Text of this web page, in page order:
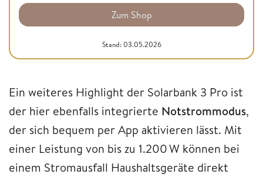
Zum Shop
Stand: 03.05.2026
Ein weiteres Highlight der Solarbank 3 Pro ist
der hier ebenfalls integrierte Notstrommodus,
der sich bequem per App aktivieren lässt. Mit
einer Leistung von bis zu 1.200 W können bei
einem Stromausfall Haushaltsgeräte direkt